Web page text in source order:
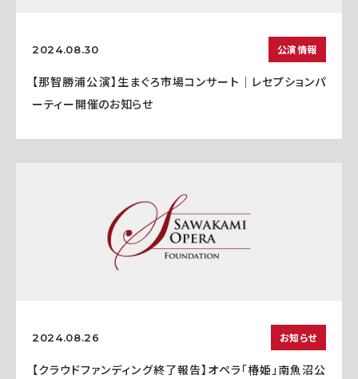
2024.08.30 公演情報
【那智勝浦公演】生まぐろ市場コンサート｜レセプションパ
ーティー開催のお知らせ
2024.08.26 お知らせ
【クラウドファンディング終了報告】オペラ「椿姫」南魚沼公